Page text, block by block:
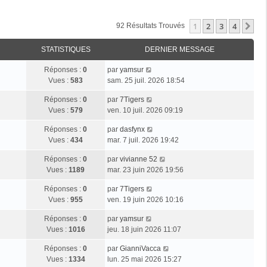
92 Résultats Trouvés 1 2 3 4
STATISTIQUES DERNIER MESSAGE
Réponses : 0
Vues : 583
par yamsur
sam. 25 juil. 2026 18:54
Réponses : 0
Vues : 579
par 7Tigers
ven. 10 juil. 2026 09:19
Réponses : 0
Vues : 434
par dasfynx
mar. 7 juil. 2026 19:42
Réponses : 0
Vues : 1189
par vivianne 52
mar. 23 juin 2026 19:56
Réponses : 0
Vues : 955
par 7Tigers
ven. 19 juin 2026 10:16
Réponses : 0
Vues : 1016
par yamsur
jeu. 18 juin 2026 11:07
Réponses : 0
Vues : 1334
par GianniVacca
lun. 25 mai 2026 15:27